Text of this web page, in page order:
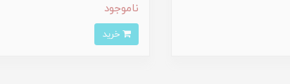
ناموجود